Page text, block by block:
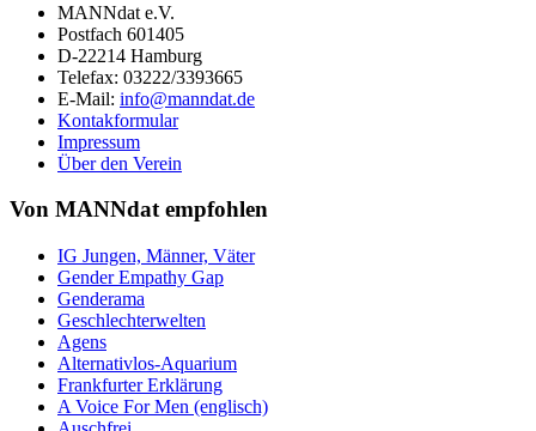
MANNdat e.V.
Postfach 601405
D-22214 Hamburg
Telefax: 03222/3393665
E-Mail: info@manndat.de
Kontakformular
Impressum
Über den Verein
Von MANNdat empfohlen
IG Jungen, Männer, Väter
Gender Empathy Gap
Genderama
Geschlechterwelten
Agens
Alternativlos-Aquarium
Frankfurter Erklärung
A Voice For Men (englisch)